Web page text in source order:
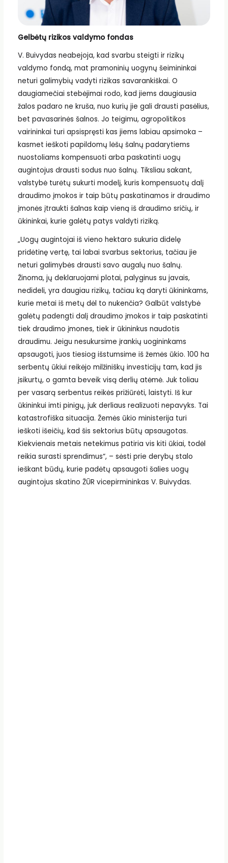
Gelbėtų rizikos valdymo fondas
V. Buivydas neabejoja, kad svarbu steigti ir rizikų
valdymo fondą, mat pramoninių uogynų šeimininkai
neturi galimybių vadyti rizikas savarankiškai. O
daugiamečiai stebėjimai rodo, kad jiems daugiausia
žalos padaro ne kruša, nuo kurių jie gali drausti pasėlius,
bet pavasarinės šalnos. Jo teigimu, agropolitikos
vairininkai turi apsispręsti kas jiems labiau apsimoka –
kasmet ieškoti papildomų lėšų šalnų padarytiems
nuostoliams kompensuoti arba paskatinti uogų
augintojus drausti sodus nuo šalnų. Tiksliau sakant,
valstybė turėtų sukurti modelį, kuris kompensuotų dalį
draudimo įmokos ir taip būtų paskatinamos ir draudimo
įmonės įtraukti šalnas kaip vieną iš draudimo sričių, ir
ūkininkai, kurie galėtų patys valdyti riziką.
„Uogų augintojai iš vieno hektaro sukuria didelę
pridėtinę vertę, tai labai svarbus sektorius, tačiau jie
neturi galimybės drausti savo augalų nuo šalnų.
Žinoma, jų deklaruojami plotai, palyginus su javais,
nedideli, yra daugiau rizikų, tačiau ką daryti ūkininkams,
kurie metai iš metų dėl to nukenčia? Galbūt valstybė
galėtų padengti dalį draudimo įmokos ir taip paskatinti
tiek draudimo įmones, tiek ir ūkininkus naudotis
draudimu. Jeigu nesukursime įrankių uogininkams
apsaugoti, juos tiesiog išstumsime iš žemės ūkio. 100 ha
serbentų ūkiui reikėjo milžiniškų investicijų tam, kad jis
įsikurtų, o gamta beveik visą derlių atėmė. Juk toliau
per vasarą serbentus reikės prižiūrėti, laistyti. Iš kur
ūkininkui imti pinigų, juk derliaus realizuoti nepavyks. Tai
katastrofiška situacija. Žemės ūkio ministerija turi
ieškoti išeičių, kad šis sektorius būtų apsaugotas.
Kiekvienais metais netekimus patiria vis kiti ūkiai, todėl
reikia surasti sprendimus“, – sėsti prie derybų stalo
ieškant būdų, kurie padėtų apsaugoti šalies uogų
augintojus skatino ŽŪR vicepirmininkas V. Buivydas.